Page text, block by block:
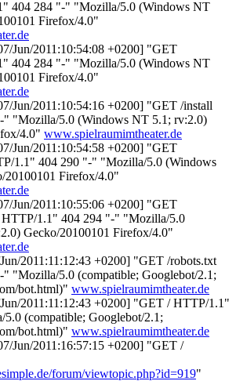
404 284 "-" "Mozilla/5.0 (Windows NT
Firefox/4.0"
Jun/2011:10:54:08 +0200] "GET
404 284 "-" "Mozilla/5.0 (Windows NT
Firefox/4.0"
Jun/2011:10:54:16 +0200] "GET /install
"Mozilla/5.0 (Windows NT 5.1; rv:2.0)
4.0" www.spielraumimtheater.de
Jun/2011:10:54:58 +0200] "GET
1.1" 404 290 "-" "Mozilla/5.0 (Windows
20100101 Firefox/4.0"
Jun/2011:10:55:06 +0200] "GET
HTTP/1.1" 404 294 "-" "Mozilla/5.0
Gecko/20100101 Firefox/4.0"
2011:11:12:43 +0200] "GET /robots.txt
"Mozilla/5.0 (compatible; Googlebot/2.1;
bot.html)" www.spielraumimtheater.de
2011:11:12:43 +0200] "GET / HTTP/1.1"
(compatible; Googlebot/2.1;
bot.html)" www.spielraumimtheater.de
Jun/2011:16:57:15 +0200] "GET /
forum/viewtopic.php?id=919"